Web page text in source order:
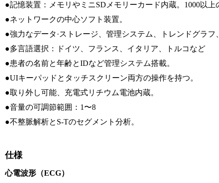
●記憶装置：メモリやミニSDメモリーカード内蔵。1000以
●ネットワークの中心ソフト装置。
●強力なデータ·ストレージ、管理システム、トレンドグラ
●多言語選択：ドイツ、フランス、イタリア、トルコなど
●患者の名前と年齢とIDなど管理システム搭載。
●UIキーパッドとタッチスクリーン両方の操作を持つ。
●取り外し可能、充電式リチウム電池内蔵。
●音量の可調節範囲：1〜8
●不整脈解析とS-Tのセグメント分析。
仕様
心電波形（ECG）